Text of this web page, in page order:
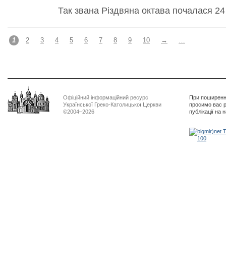
Так звана Різдвяна октава почалася
1 2 3 4 5 6 7 8 9 10 → …
Офіційний інформаційний ресурс
Української Греко-Католицької Церкви
©2004–2026
При
просимо вас
публікації на